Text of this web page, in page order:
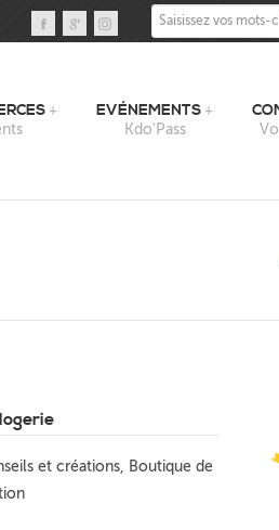
Saisissez vos mots-
EVÉNEMENTS
Kdo'Pass
et créations, Boutique de